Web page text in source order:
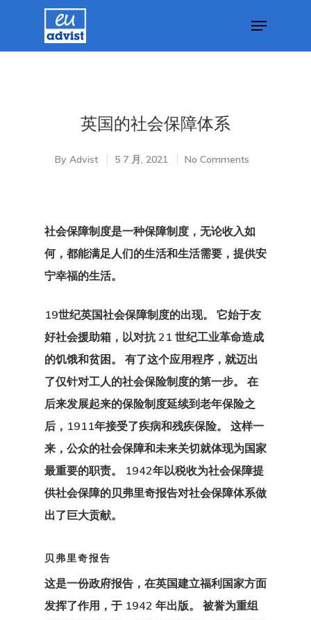
英国的社会保障体系
By Advist 5 7 月, 2021 No Comments
社会保障制度是一种保障制度，无论收入如
何，都能满足人们的生活和生活需要，提供安
宁幸福的生活。
19世纪英国社会保障制度的出现。 它始于友
好社会援助箱，以对抗 21 世纪工业革命造成
的饥饿和贫困。 有了这个应用程序，就迈出
了仅针对工人的社会保险制度的第一步。 在
后来发展起来的保险制度延续到老年保险之
后，1911年接受了疾病和残疾保险。 这样一
来，公众的社会保障和未来关切就体现为国家
最重要的职责。 1942年以税收为社会保障提
供社会保障的贝弗里奇报告对社会保障体系做
出了巨大贡献。
贝弗里奇报告
这是一份政府报告，在英国建立福利国家方面
发挥了作用，于 1942 年出版。 被誉为重组